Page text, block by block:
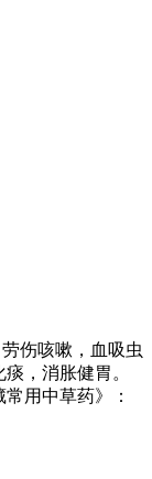
伤咳嗽，血吸虫
，消胀健胃。
用中草药》：